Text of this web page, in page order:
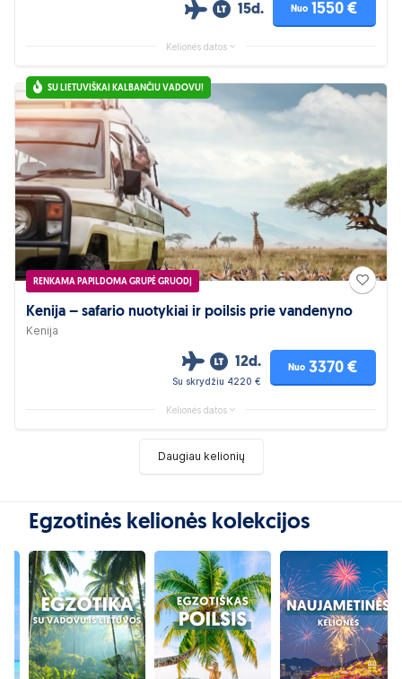
15d. Nuo 1550 €
Kelionės datos
SU LIETUVIŠKAI KALBANČIU VADOVU!
RENKAMA PAPILDOMA GRUPĖ GRUODĮ
Kenija – safario nuotykiai ir poilsis prie vandenyno
Kenija
12d.
Su skrydžiu 4220 €
Nuo 3370 €
Kelionės datos
Daugiau kelionių
Egzotinės kelionės kolekcijos